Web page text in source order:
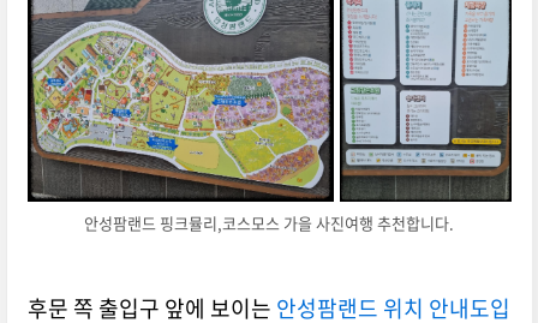
안성팜랜드 핑크뮬리,코스모스 가을 사진여행 추천합니다.
후문 쪽 출입구 앞에 보이는 안성팜랜드 위치 안내도입